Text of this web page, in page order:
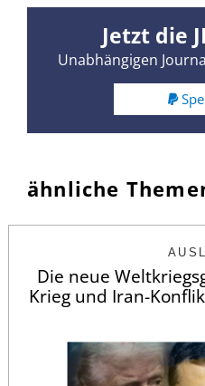
Jetzt die
Unabhängigen
ähnliche
Die neue
Krieg und Iran-